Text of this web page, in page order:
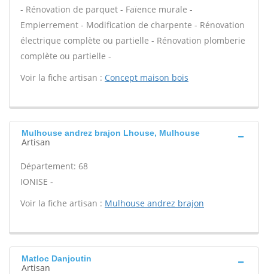
- Rénovation de parquet - Faïence murale -
Empierrement - Modification de charpente - Rénovation
électrique complète ou partielle - Rénovation plomberie
complète ou partielle -
Voir la fiche artisan : Concept maison bois
Mulhouse andrez brajon Lhouse, Mulhouse
Artisan
Département: 68
IONISE -
Voir la fiche artisan : Mulhouse andrez brajon
Matloc Danjoutin
Artisan